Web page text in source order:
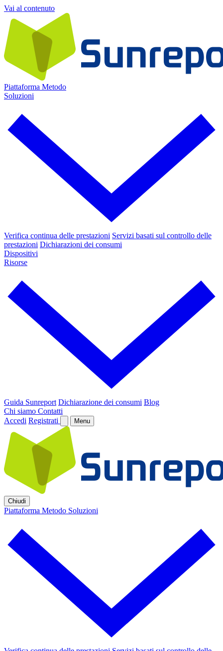
Vai al contenuto
Piattaforma Metodo
Soluzioni
Verifica continua delle prestazioni Servizi basati sul controllo delle
prestazioni Dichiarazioni dei consumi
Dispositivi
Risorse
Guida Sunreport Dichiarazione dei consumi Blog
Chi siamo Contatti
Accedi Registrati Menu
Chiudi
Piattaforma Metodo Soluzioni